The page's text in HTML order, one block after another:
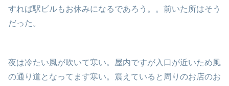
すれば駅ビルもお休みになるであろう。。前いた所はそう
だった。
夜は冷たい風が吹いて寒い。屋内ですが入口が近いため風
の通り道となってます寒い。震えていると周りのお店のお